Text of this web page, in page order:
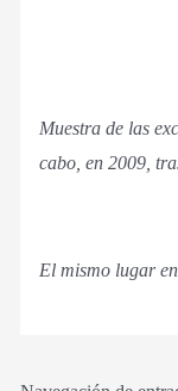
Muestra de las
cabo, en 2009,
El mismo lugar